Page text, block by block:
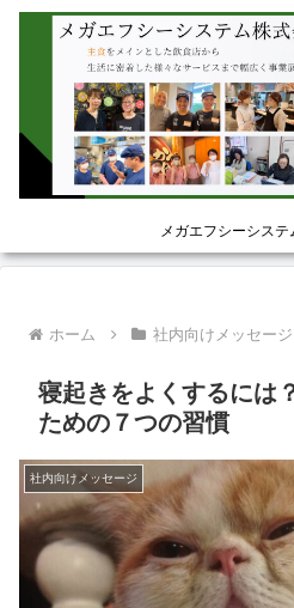
メガエフシーシステ
ホーム 社内向けメッセージ
寝起きをよくするには
ための７つの習慣
社内向けメッセージ